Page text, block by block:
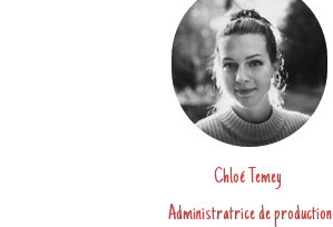
Chloé Temey
Administratrice de production